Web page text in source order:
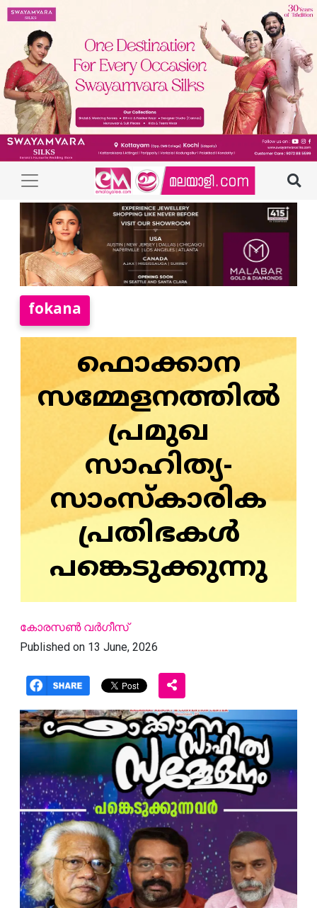
fokana
ഫൊക്കാന
സമ്മേളനത്തില്‍
പ്രമുഖ
സാഹിത്യ-
സാംസ്‌കാരിക
പ്രതിഭകള്‍
പങ്കെടുക്കുന്നു
കോരസണ്‍ വര്‍ഗീസ്
Published on 13 June, 2026